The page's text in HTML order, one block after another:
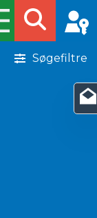
Søgefiltre